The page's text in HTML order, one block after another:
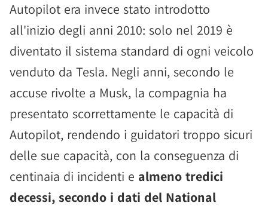
Autopilot era invece stato introdotto
all'inizio degli anni 2010: solo nel 2019 è
diventato il sistema standard di ogni veicolo
venduto da Tesla. Negli anni, secondo le
accuse rivolte a Musk, la compagnia ha
presentato scorrettamente le capacità di
Autopilot, rendendo i guidatori troppo sicuri
delle sue capacità, con la conseguenza di
centinaia di incidenti e almeno tredici
decessi, secondo i dati del National